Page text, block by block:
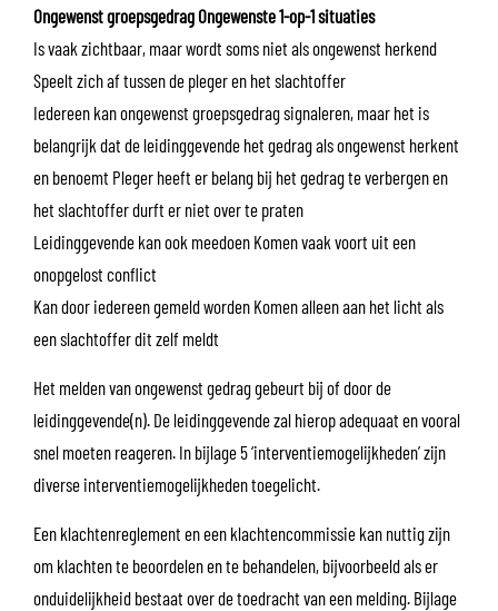
Ongewenst groepsgedrag Ongewenste 1-op-1 situaties
Is vaak zichtbaar, maar wordt soms niet als ongewenst herkend
Speelt zich af tussen de pleger en het slachtoffer
Iedereen kan ongewenst groepsgedrag signaleren, maar het is
belangrijk dat de leidinggevende het gedrag als ongewenst herkent
en benoemt Pleger heeft er belang bij het gedrag te verbergen en
het slachtoffer durft er niet over te praten
Leidinggevende kan ook meedoen Komen vaak voort uit een
onopgelost conflict
Kan door iedereen gemeld worden Komen alleen aan het licht als
een slachtoffer dit zelf meldt
Het melden van ongewenst gedrag gebeurt bij of door de
leidinggevende(n). De leidinggevende zal hierop adequaat en vooral
snel moeten reageren. In bijlage 5 ‘interventiemogelijkheden’ zijn
diverse interventiemogelijkheden toegelicht.
Een klachtenreglement en een klachtencommissie kan nuttig zijn
om klachten te beoordelen en te behandelen, bijvoorbeeld als er
onduidelijkheid bestaat over de toedracht van een melding. Bijlage